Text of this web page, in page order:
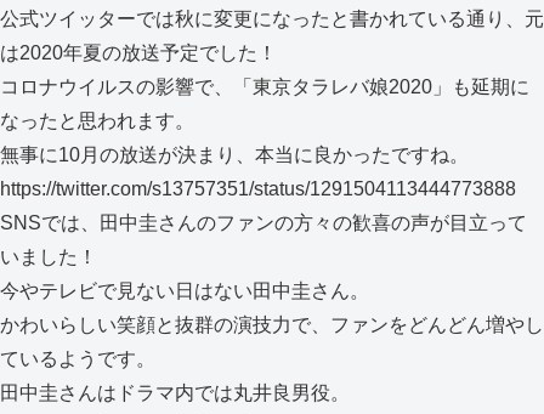
公式ツイッターでは秋に変更になったと書かれている通り、元
は2020年夏の放送予定でした！
コロナウイルスの影響で、「東京タラレバ娘2020」も延期に
なったと思われます。
無事に10月の放送が決まり、本当に良かったですね。
https://twitter.com/s13757351/status/1291504113444773888
SNSでは、田中圭さんのファンの方々の歓喜の声が目立って
いました！
今やテレビで見ない日はない田中圭さん。
かわいらしい笑顔と抜群の演技力で、ファンをどんどん増やし
ているようです。
田中圭さんはドラマ内では丸井良男役。